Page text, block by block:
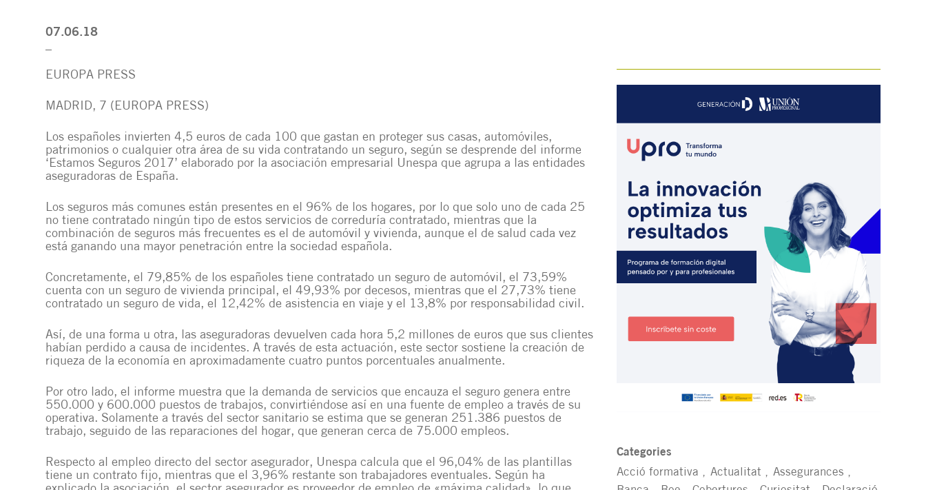
07.06.18
EUROPA PRESS
MADRID, 7 (EUROPA PRESS)
Los españoles invierten 4,5 euros de cada 100 que gastan en proteger sus casas, automóviles,
patrimonios o cualquier otra área de su vida contratando un seguro, según se desprende del informe
‘Estamos Seguros 2017’ elaborado por la asociación empresarial Unespa que agrupa a las entidades
aseguradoras de España.
Los seguros más comunes están presentes en el 96% de los hogares, por lo que solo uno de cada 25
no tiene contratado ningún tipo de estos servicios de correduría contratado, mientras que la
combinación de seguros más frecuentes es el de automóvil y vivienda, aunque el de salud cada vez
está ganando una mayor penetración entre la sociedad española.
Concretamente, el 79,85% de los españoles tiene contratado un seguro de automóvil, el 73,59%
cuenta con un seguro de vivienda principal, el 49,93% por decesos, mientras que el 27,73% tiene
contratado un seguro de vida, el 12,42% de asistencia en viaje y el 13,8% por responsabilidad civil.
Así, de una forma u otra, las aseguradoras devuelven cada hora 5,2 millones de euros que sus clientes
habían perdido a causa de incidentes. A través de esta actuación, este sector sostiene la creación de
riqueza de la economía en aproximadamente cuatro puntos porcentuales anualmente.
Por otro lado, el informe muestra que la demanda de servicios que encauza el seguro genera entre
550.000 y 600.000 puestos de trabajos, convirtiéndose así en una fuente de empleo a través de su
operativa. Solamente a través del sector sanitario se estima que se generan 251.386 puestos de
trabajo, seguido de las reparaciones del hogar, que generan cerca de 75.000 empleos.
Respecto al empleo directo del sector asegurador, Unespa calcula que el 96,04% de las plantillas
tiene un contrato fijo, mientras que el 3,96% restante son trabajadores eventuales. Según ha
Categories
Acció formativa
Actualitat
Assegurances